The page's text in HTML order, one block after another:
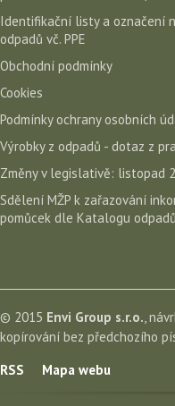
Identifikační listy a označení
odpadů vč. PPE
Obchodní podmínky
Cookies
Podmínky ochrany osobních
Výrobky z odpadů - dotaz z
Změny v legislativě: listopad
Sdělení MŽP k zařazování
pomůcek dle Katalogu odpadů
© 2015 Envi Group s.r.o.,
kopírování bez předchozího
RSS
Mapa webu